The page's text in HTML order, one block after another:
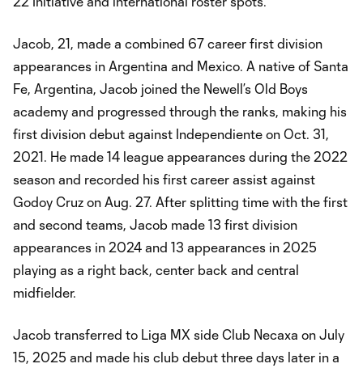
Jacob, 21, made a combined 67 career first division
appearances in Argentina and Mexico. A native of Santa
Fe, Argentina, Jacob joined the Newell’s Old Boys
academy and progressed through the ranks, making his
first division debut against Independiente on Oct. 31,
2021. He made 14 league appearances during the 2022
season and recorded his first career assist against
Godoy Cruz on Aug. 27. After splitting time with the first
and second teams, Jacob made 13 first division
appearances in 2024 and 13 appearances in 2025
playing as a right back, center back and central
midfielder.
Jacob transferred to Liga MX side Club Necaxa on July
15, 2025 and made his club debut three days later in a